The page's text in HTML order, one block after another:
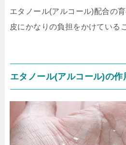
エタノール(アルコール)配合の
皮にかなりの負担をかけている
エタノール(アルコール)の作